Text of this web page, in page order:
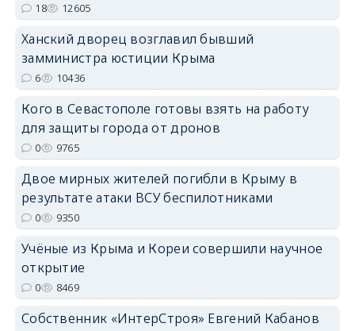
18 12605
Ханский дворец возглавил бывший
замминистра юстиции Крыма
6 10436
Кого в Севастополе готовы взять на работу
для защиты города от дронов
0 9765
Двое мирных жителей погибли в Крыму в
результате атаки ВСУ беспилотниками
0 9350
Учёные из Крыма и Кореи совершили научное
открытие
0 8469
Собственник «ИнтерСтроя» Евгений Кабанов